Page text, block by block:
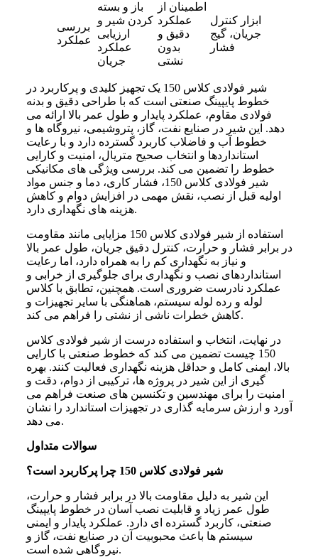
بررسی
عملکرد
باز و بسته
کردن شیر و
ارزیابی
عملکرد
جریان
اطمینان از
عملکرد
دقیق و
بدون
نشتی
ابزار کنترل
جریان، گیج
فشار
شیر فولادی کلاس 150 یک تجهیز کلیدی و پرکاربرد در
خطوط پایپینگ صنعتی است که با طراحی دقیق و بدنه
فولادی مقاوم، عملکرد پایدار و طول عمر بالا ارائه می‌
دهد. این شیر در صنایع نفت، گاز، پتروشیمی، نیروگاه‌ ها و
خطوط آب و فاضلاب کاربرد گسترده دارد و با رعایت
استانداردها و انتخاب صحیح متریال، امنیت و کارایی
خطوط را تضمین می‌ کند. بررسی ویژگی‌ های مکانیکی
شیر فولادی کلاس 150، فشار کاری، دما و جنس مواد
اولیه قبل از نصب، نقش مهمی در افزایش دوام و کاهش
هزینه‌ های نگهداری دارد.
استفاده از شیر فولادی کلاس 150 مزایایی مانند مقاومت
در برابر فشار و حرارت، کنترل دقیق جریان، طول عمر بالا
و نیاز به نگهداری کم را به همراه دارد، اما رعایت
استانداردهای نصب و نگهداری برای جلوگیری از خرابی و
عملکرد نادرست ضروری است. همچنین، تطابق با کلاس
لوله و رده لوله سیستم، هماهنگی با سایر تجهیزات و
کاهش خطرات ناشی از نشتی را فراهم می‌ کند.
در نهایت، انتخاب و استفاده درست از شیر فولادی کلاس
150 چیست تضمین می‌ کند که خطوط صنعتی با کارایی
بالا، ایمنی کامل و حداقل هزینه نگهداری فعالیت کنند. بهره‌
گیری از این شیر در پروژه‌ ها، ترکیبی از دوام، دقت و
امنیت را برای مهندسین و تکنسین‌ های صنعت فراهم می‌
آورد و ارزش سرمایه‌ گذاری در تجهیزات استاندارد را نشان
می‌ دهد.
سوالات متداول
شیر فولادی کلاس 150 چرا پرکاربرد است؟
این شیر به دلیل مقاومت بالا در برابر فشار و حرارت،
طول عمر زیاد و قابلیت نصب آسان در خطوط پایپینگ
صنعتی، کاربرد گسترده‌ ای دارد. عملکرد پایدار و ایمنی
سیستم‌ ها باعث محبوبیت آن در صنایع نفت، گاز و
نیروگاهی شده است.